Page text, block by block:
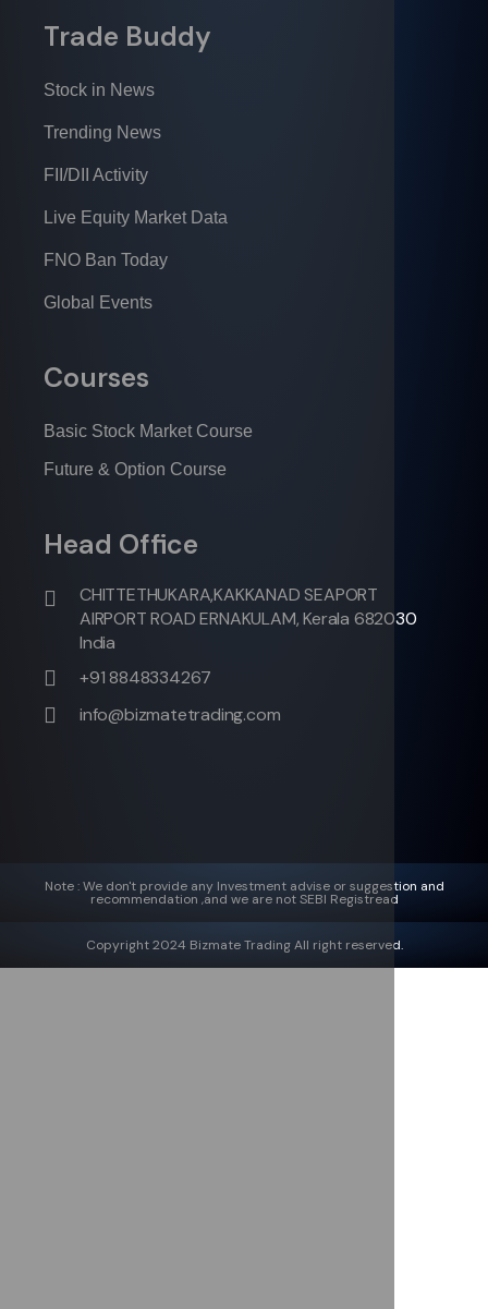
Trade Buddy
Stock in News
Trending News
FII/DII Activity
Live Equity Market Data
FNO Ban Today
Global Events
Courses
Basic Stock Market Course
Future & Option Course
Head Office
CHITTETHUKARA,KAKKANAD SEAPORT
AIRPORT ROAD ERNAKULAM, Kerala 682030
India
+91 8848334267
info@bizmatetrading.com
Note : We don't provide any Investment advise or suggestion and
recommendation ,and we are not SEBI Registread
Copyright 2024 Bizmate Trading All right reserved.